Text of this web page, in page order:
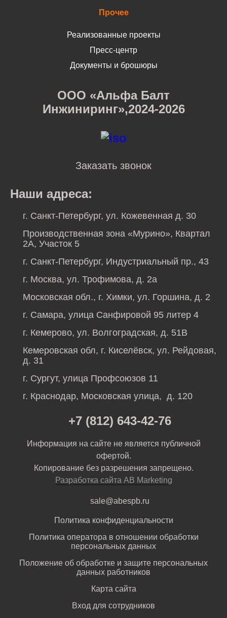
Прочее
Реализованные проекты
Пресс-центр
Документы и брошюры
ООО «Альфа Балт
Инжиниринг»,2024-2026
Заказать звонок
Наши адреса:
г. Санкт-Петербург, ул. Кожевенная д. 30
Производственная зона «Мурино», Квартал
2А, Участок 5
г. Санкт-Петербург, Индустриальный пр., 43
г. Москва, ул. Трофимова, д. 2а
Московская обл., г. Химки, ул. Горшина, д. 2
г. Самара, улица Санфировой 95 литер 4
г. Кемерово, ул. Волгоградская, д. 51В
Кемеровская обл, г. Киселёвск, ул. Рейдовая,
д. 31
г. Сургут, улица Профсоюзов 11
г. Краснодар, Московская улица, д. 120
+7 (812) 643-42-76
Информация на сайте не является публичной
офертой.
Копирование без разрешения запрещено.
Разработка сайта AB Marketing
sale@abespb.ru
Политика конфиденциальности
Политика оператора в отношении обработки
персональных данных
Положение об обработке и защите персональных
данных работников
Карта сайта
Вход для сотрудников